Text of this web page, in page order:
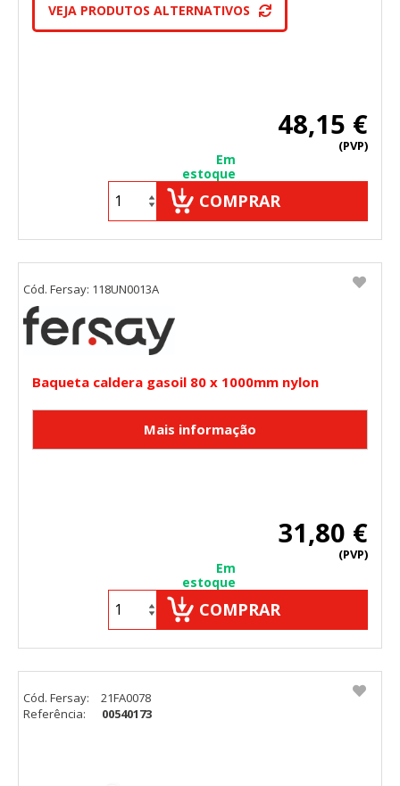
VEJA PRODUTOS ALTERNATIVOS
48,15 €
(PVP)
Em
estoque
COMPRAR
Baqueta caldera gasoil 80 x 1000mm nylon
31,80 €
(PVP)
Em
estoque
COMPRAR
Cód. Fersay: 118UN0013A
Cód. Fersay:
21FA0078
Referência:
00540173